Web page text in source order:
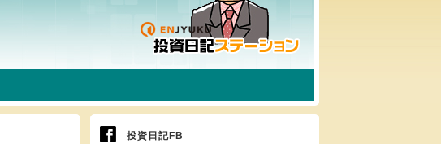
投資日記FB